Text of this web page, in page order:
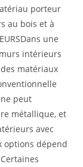
porteur
au bois et à
une
intérieurs
matériaux
peut
métallique, et
avec
options dépend